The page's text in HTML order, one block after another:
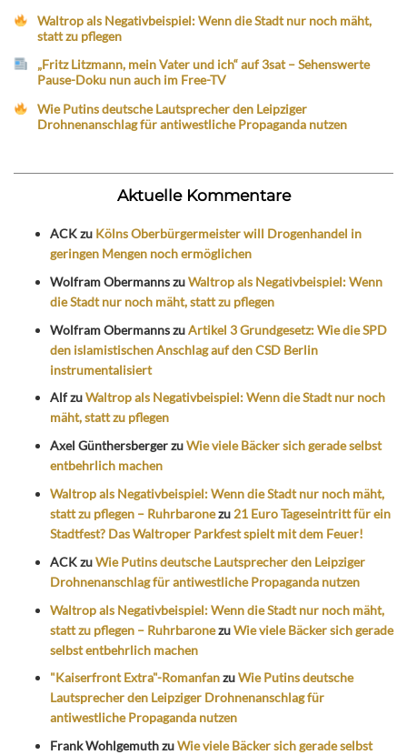
Waltrop als Negativbeispiel: Wenn die Stadt nur noch mäht,
statt zu pflegen
„Fritz Litzmann, mein Vater und ich“ auf 3sat – Sehenswerte
Pause-Doku nun auch im Free-TV
Wie Putins deutsche Lautsprecher den Leipziger
Drohnenanschlag für antiwestliche Propaganda nutzen
Aktuelle Kommentare
ACKzu Kölns Oberbürgermeister will Drogenhandel in
geringen Mengen noch ermöglichen
Wolfram ObermannszuWaltrop als Negativbeispiel: Wenn
die Stadt nur noch mäht, statt zu pflegen
Wolfram ObermannszuArtikel 3 Grundgesetz: Wie die SPD
den islamistischen Anschlag auf den CSD Berlin
instrumentalisiert
AlfzuWaltrop als Negativbeispiel: Wenn die Stadt nur noch
mäht, statt zu pflegen
Axel GünthersbergerzuWie viele Bäcker sich gerade selbst
entbehrlich machen
Waltrop als Negativbeispiel: Wenn die Stadt nur noch mäht,
statt zu pflegen – Ruhrbaronezu 21 Euro Tageseintritt für ein
Stadtfest? Das Waltroper Parkfest spielt mit dem Feuer!
ACKzuWie Putins deutsche Lautsprecher den Leipziger
Drohnenanschlag für antiwestliche Propaganda nutzen
Waltrop als Negativbeispiel: Wenn die Stadt nur noch mäht,
statt zu pflegen – RuhrbaronezuWie viele Bäcker sich gerade
selbst entbehrlich machen
"Kaiserfront Extra"-RomanfanzuWie Putins deutsche
Lautsprecher den Leipziger Drohnenanschlag für
antiwestliche Propaganda nutzen
Frank WohlgemuthzuWie viele Bäcker sich gerade selbst